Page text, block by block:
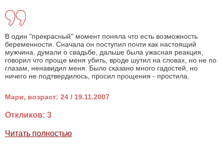
В один "прекрасный" момент поняла что есть возможность
беременности. Сначала он поступил почти как настоящий
мужчина, думали о свадьбе, дальше была ужасная реакция,
говорил что проще меня убить, вроде шутил на словах, но не по
глазам, ненавидил меня. Было сказано много гадостей, но
ничего не подтвердилось, просил прощения - простила.
Мари, возраст: 24 / 19.11.2007
Откликов: 3
Читать полностью